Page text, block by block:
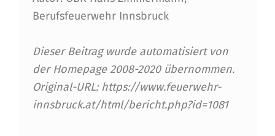
C
H
W
E
I
Z
Berufsfeuerwehr Innsbruck
Dieser Beitrag wurde automatisiert von
der Homepage 2008-2020 übernommen.
Original-URL: https://www.feuerwehr-
innsbruck.at/html/bericht.php?id=1081